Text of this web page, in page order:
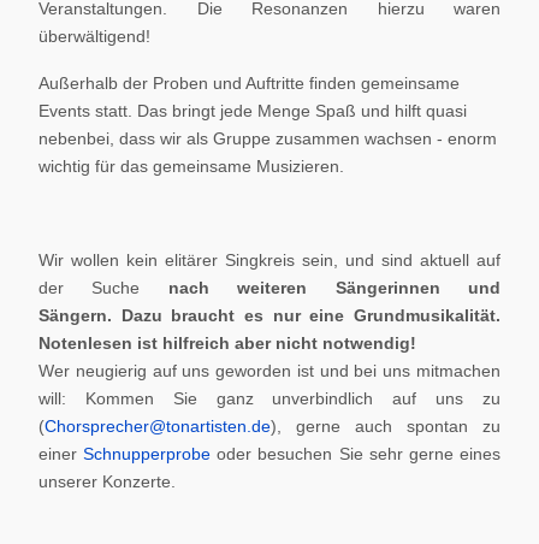
Veranstaltungen. Die Resonanzen hierzu waren
überwältigend!
Außerhalb der Proben und Auftritte finden gemeinsame
Events statt. Das bringt jede Menge Spaß und hilft quasi
nebenbei, dass wir als Gruppe zusammen wachsen - enorm
wichtig für das gemeinsame Musizieren.
Wir wollen kein elitärer Singkreis sein, und sind aktuell auf
der Suche nach weiteren Sängerinnen und
Sängern. Dazu braucht es nur eine Grundmusikalität.
Notenlesen ist hilfreich aber nicht notwendig!
Wer neugierig auf uns geworden ist und bei uns mitmachen
will: Kommen Sie ganz unverbindlich auf uns zu
(Chorsprecher@tonartisten.de), gerne auch spontan zu
einerSchnupperprobe oder besuchen Sie sehr gerne eines
unserer Konzerte.